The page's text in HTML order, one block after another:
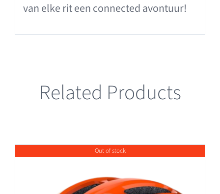
van elke rit een connected avontuur!
Related Products
Out of stock